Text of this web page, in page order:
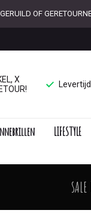
OF
X
LIFESTYLE